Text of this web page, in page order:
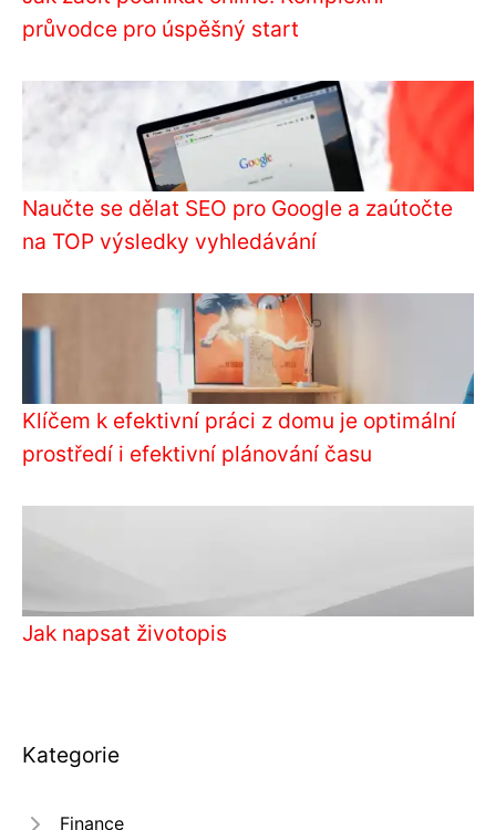
průvodce pro úspěšný start
Naučte se dělat SEO pro Google a zaútočte
na TOP výsledky vyhledávání
Klíčem k efektivní práci z domu je optimální
prostředí i efektivní plánování času
Jak napsat životopis
Kategorie
Finance